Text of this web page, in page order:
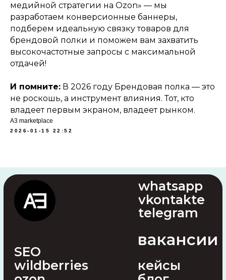
медийной стратегии на Ozon» — мы
разработаем конверсионные баннеры,
подберем идеальную связку товаров для
брендовой полки и поможем вам захватить
высокочастотные запросы с максимальной
отдачей!
И помните: В 2026 году Брендовая полка — это
не роскошь, а инструмент влияния. Тот, кто
владеет первым экраном, владеет рынком.
A3 marketplace
2026-01-15 22:52